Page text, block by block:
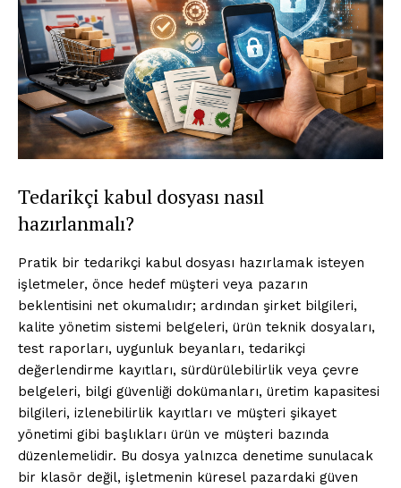
Tedarikçi kabul dosyası nasıl
hazırlanmalı?
Pratik bir tedarikçi kabul dosyası hazırlamak isteyen
işletmeler, önce hedef müşteri veya pazarın
beklentisini net okumalıdır; ardından şirket bilgileri,
kalite yönetim sistemi belgeleri, ürün teknik dosyaları,
test raporları, uygunluk beyanları, tedarikçi
değerlendirme kayıtları, sürdürülebilirlik veya çevre
belgeleri, bilgi güvenliği dokümanları, üretim kapasitesi
bilgileri, izlenebilirlik kayıtları ve müşteri şikayet
yönetimi gibi başlıkları ürün ve müşteri bazında
düzenlemelidir. Bu dosya yalnızca denetime sunulacak
bir klasör değil, işletmenin küresel pazardaki güven